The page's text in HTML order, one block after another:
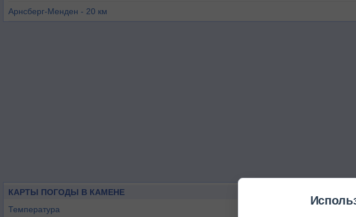
Арнсберг-Менден - 20 км
КАРТЫ ПОГОДЫ В КАМЕНЕ
Температура